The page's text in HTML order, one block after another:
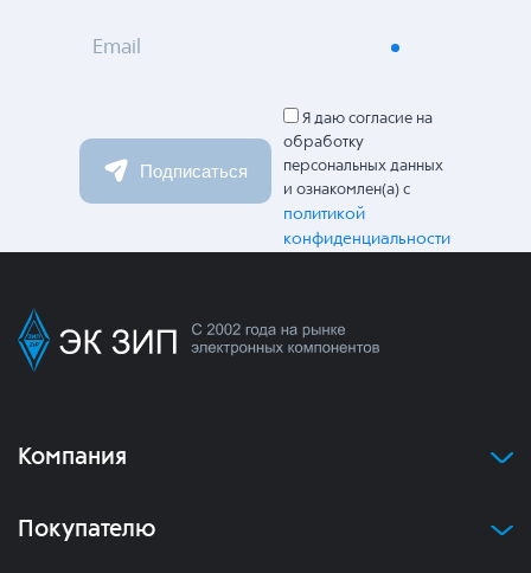
Email
Подписаться
Я даю согласие на
обработку
персональных данных
и ознакомлен(а) с
политикой
конфиденциальности
Компания
Покупателю